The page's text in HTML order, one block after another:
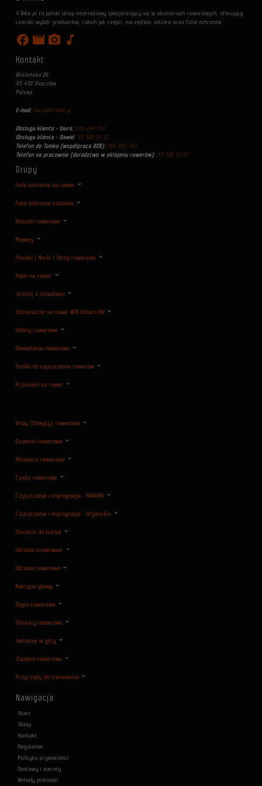
4-Bike.pl to polski sklep internetowy specjalizujący się w akcesoriach rowerowych, oferujący
szeroki wybór produktów, takich jak części, narzędzia, odzież oraz folie ochronne.
facebook movie photo_camera music_note
Kontakt
Wiślańska 26
43-430 Skoczów
Polska
E-mail: biuro@4-bike.pl
Obsługa klienta - biuro: 575 444 731
Obsługa klienta - Dawid: 33 300 33 15
Telefon do Tomka (współpraca B2B): 505 002 401
Telefon na pracownie (doradztwo w oklejaniu rowerów): 33 300 33 97
Grupy
Folie ochronne na rower
Folie ochronne ozdobne
Błotniki rowerowe
Rowery
Plecaki | Nerki | Torby rowerowe
Kaski na rower
Jeździj z dzieckiem
Ochraniacze na rower MTB Enduro DH
Bidony rowerowe
Oświetlenie rowerowe
Środki do czyszczenia rowerów
Przekąski na rower
Gripy (Chwyty) rowerowe
Dzwonki rowerowe
Akcesoria rowerowe
Części rowerowe
Czyszczenie i impregnacja - NIKWAX
Czyszczenie i impregnacja - OrganoTex
Saszetki do butów
Ubrania streetwear
Ubrania rowerowe
Nakrycia głowy
Gogle rowerowe
Oklulary rowerowe
Jedzenie w góry
Zapięcia rowerowe
Przyrządy do trenowania
Nawigacja
Start
Sklep
Kontakt
Regulamin
Polityka prywatności
Dostawy i zwroty
Metody płatności